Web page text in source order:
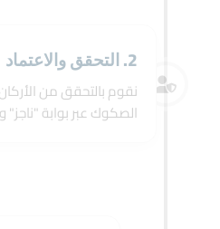
2. التحقق والاعتماد
نقوم بالتحقق من
الصكوك عبر بوابة "ناجز"